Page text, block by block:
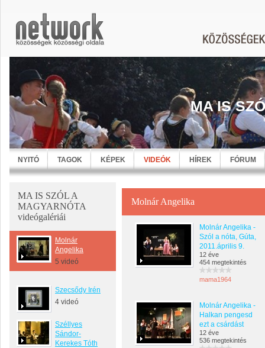
MA IS
NYITÓ TAGOK KÉPEK VIDEÓK HÍREK FÓRUM
MA IS SZÓL A
MAGYARNÓTA
videógalériái
Molnár
Angelika
5 videó
Szecsődy Irén
4 videó
Széllyes
Sándor-
Kerekes Tóth
Molnár Angelika
Molnár Angelika -
Szól a nóta, Gúta,
2011.április 9.
12 éve
454 megtekintés
mama1964
Molnár Angelika -
Halkan pengesd
ezt a csárdást
12 éve
536 megtekintés